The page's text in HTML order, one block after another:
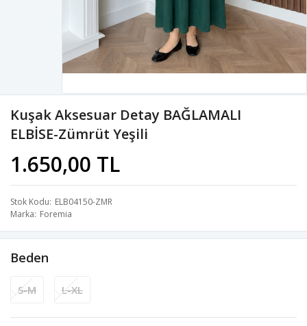
Kuşak Aksesuar Detay BAĞLAMALI
ELBİSE-Zümrüt Yeşili
1.650,00 TL
Stok Kodu ELB04150-ZMR
Marka Foremia
Beden
S-M L-XL